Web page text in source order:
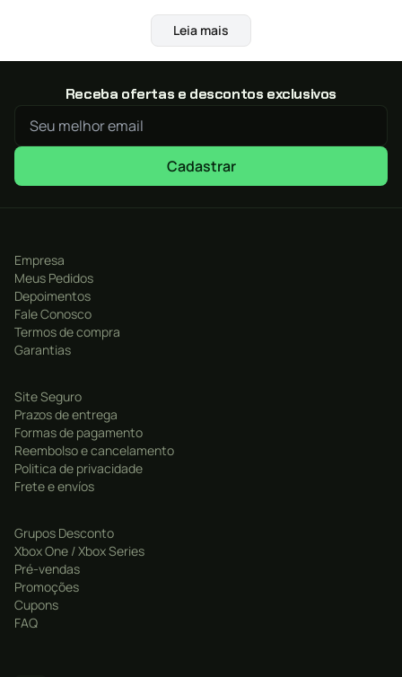
Leia mais
Receba ofertas e descontos exclusivos
Cadastrar
Empresa
Meus Pedidos
Depoimentos
Fale Conosco
Termos de compra
Garantias
Site Seguro
Prazos de entrega
Formas de pagamento
Reembolso e cancelamento
Politica de privacidade
Frete e envíos
Grupos Desconto
Xbox One / Xbox Series
Pré-vendas
Promoções
Cupons
FAQ